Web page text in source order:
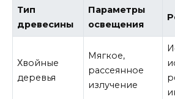
Тип
древесины
Параметры
освещения
Хвойные
деревья
Мягкое,
рассеянное
излучение